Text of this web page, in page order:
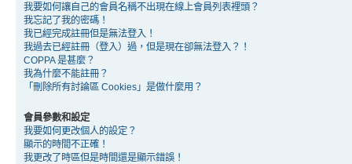
我要如何讓自己的會員名稱不出現在線上會員列表裡頭？
我忘記了我的密碼！
我已經完成註冊但是無法登入！
我過去已經註冊（登入）過，但是現在卻無法登入？！
COPPA 是甚麼？
我為什麼不能註冊？
「刪除所有討論區 Cookies」是做什麼用？
會員參數和設定
我要如何更改個人的設定？
顯示的時間不正確！
我更改了時區但是時間還是顯示錯誤！